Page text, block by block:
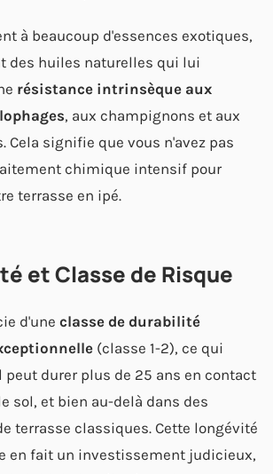
à beaucoup d'essences exotiques,
des huiles naturelles qui lui
résistance intrinsèque aux
, aux champignons et aux
Cela signifie que vous n'avez pas
chimique intensif pour
terrasse en ipé.
et Classe de Risque
d'une classe de durabilité
(classe 1-2), ce qui
durer plus de 25 ans en contact
sol, et bien au-delà dans des
terrasse classiques. Cette longévité
en fait un investissement judicieux,